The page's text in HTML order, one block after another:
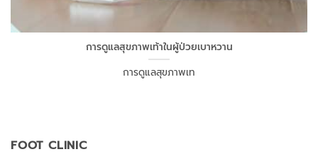
การดูแลสุขภาพเท้าในผู้ป่วยเบาหวาน
การดูแลสุขภาพเท
FOOT CLINIC